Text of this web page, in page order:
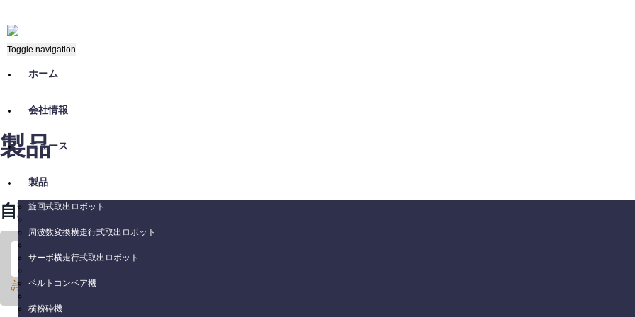
Toggle navigation
ホーム
会社情報
ニュース
製品
旋回式取出ロボット
周波数変換横走行式取出ロボット
サーボ横走行式取出ロボット
ベルトコンベア機
横粉砕機
製品
自動吸引輸送機
プロダクトID: ALA Series
詳細については、上記の画像をクリックしてください。